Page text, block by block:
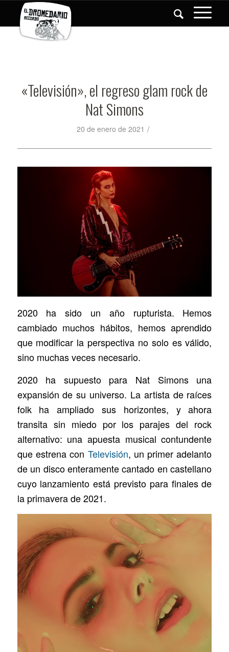
«Televisión», el regreso glam rock de
Nat Simons
20 de enero de 2021 /
2020 ha sido un año rupturista. Hemos
cambiado muchos hábitos, hemos aprendido
que modificar la perspectiva no solo es válido,
sino muchas veces necesario.
2020 ha supuesto para Nat Simons una
expansión de su universo. La artista de raíces
folk ha ampliado sus horizontes, y ahora
transita sin miedo por los parajes del rock
alternativo: una apuesta musical contundente
que estrena con Televisión, un primer adelanto
de un disco enteramente cantado en castellano
cuyo lanzamiento está previsto para finales de
la primavera de 2021.